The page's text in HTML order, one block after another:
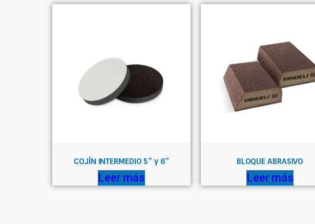
COJÍN INTERMEDIO 5” y 6”
Leer más
BLOQUE ABRASIVO
Leer más